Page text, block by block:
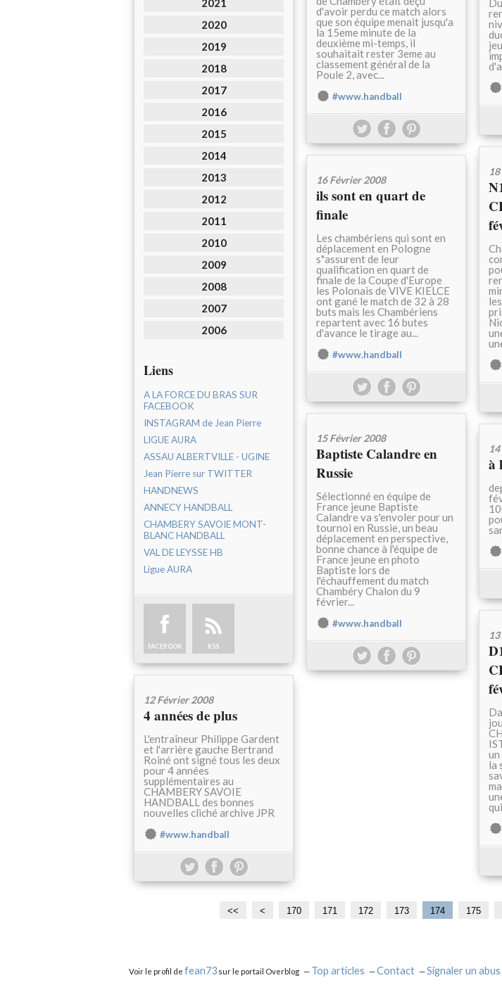
2021
2020
2019
2018
2017
2016
2015
2014
2013
2012
2011
2010
2009
2008
2007
2006
Liens
A LA FORCE DU BRAS SUR
FACEBOOK
INSTAGRAM de Jean Pierre
LIGUE AURA
ASSAU ALBERTVILLE - UGINE
Jean Pierre sur TWITTER
HANDNEWS
ANNECY HANDBALL
CHAMBERY SAVOIE MONT-
BLANC HANDBALL
VAL DE LEYSSE HB
Ligue AURA
FACEBOOK RSS
d'avoir perdu ce match alors
que son équipe menait jusqu'a
la 15eme minute de la
deuxième mi-temps, il
souhaitait rester 3eme au
classement général de la
Poule 2, avec...
#www.handball
16 Février 2008
ils sont en quart de
finale
Les chambériens qui sont en
déplacement en Pologne
s"assurent de leur
qualification en quart de
finale de la Coupe d'Europe
les Polonais de VIVE KIELCE
ont gané le match de 32 à 28
buts mais les Chambériens
repartent avec 16 butes
d'avance le tirage au...
#www.handball
15 Février 2008
Baptiste Calandre en
Russie
Sélectionné en équipe de
France jeune Baptiste
Calandre va s'envoler pour un
tournoi en Russie, un beau
déplacement en perspective,
bonne chance à l'équipe de
France jeune en photo
Baptiste lors de
l'échauffement du match
Chambéry Chalon du 9
février...
#www.handball
à
la
12 Février 2008
4 années de plus
L'entraîneur Philippe Gardent
et l'arrière gauche Bertrand
Roiné ont signé tous les deux
pour 4 années
supplémentaires au
CHAMBERY SAVOIE
HANDBALL des bonnes
nouvelles cliché archive JPR
#www.handball
<< <
1
1
1
1
1
1
1
170 171 172 173 174 175
Voir le profil de fean73 sur le portail Overblog Top articles Contact Signaler un abus